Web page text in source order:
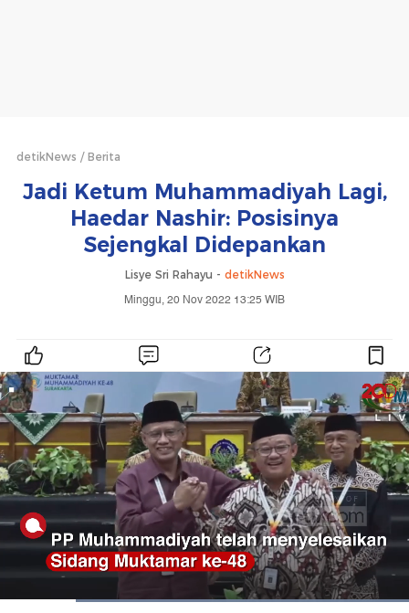
detikNews Berita
Jadi Ketum Muhammadiyah Lagi,
Haedar Nashir: Posisinya
Sejengkal Didepankan
Lisye Sri Rahayu - detikNews
Minggu, 20 Nov 2022 13:25 WIB